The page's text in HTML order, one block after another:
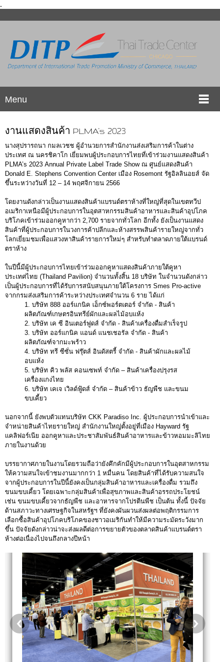
.
Menu
งานแสดงสินค้า PLMA's 2023
นางสุปรารถนา กมลเวชช ผู้อำนวยการสำนักงานส่งเสริมการค้าในต่าง
ประเทศ ณ นครชิคาโก เยี่ยมพบผู้ประกอบการไทยที่เข้าร่วมงานแสดงสินค้า
PLMA’s 2023 Annual Private Label Trade Show ณ ศูนย์แสดงสินค้า
Donald E. Stephens Convention Center เมือง Rosemont รัฐอิลลินอยส์ จัด
ขึ้นระหว่างวันที่ 12 – 14 พฤศจิกายน 2566
โดยงานดังกล่าวเป็นงานแสดงสินค้าแบรนด์ตราห้างที่ใหญ่ที่สุดในเขตทวีป
อเมริกาเหนือมีผู้ประกอบการในอุตสาหกรรมสินค้าอาหารและสินค้าอุปโภค
บริโภคเข้าร่วมออกคูหากว่า 2,700 รายจากทั่วโลก อีกทั้ง ยังเป็นงานแสดง
สินค้าที่ผู้ประกอบการในวงการค้าปลีกและห้างสรรพสินค้ารายใหญ่จากทั่ว
โลกเยี่ยมชมเพื่อแสวงหาสินค้ารายการใหม่ๆ สำหรับทำตลาดภายใต้แบรนด์
ตราห้าง
ในปีนี้มีผู้ประกอบการไทยเข้าร่วมออกคูหาแสดงสินค้าภายใต้คูหา
ประเทศไทย (Thailand Pavilion) จำนวนทั้งสิ้น 18 บริษัท ในจำนวนดังกล่าว
เป็นผู้ประกอบการที่ได้รับการสนับสนุนภายใต้โครงการ Smes Pro-active
จากกรมส่งเสริมการค้าระหว่างประเทศจำนวน 6 ราย ได้แก่
1. บริษัท 888 ออร์แกนิค เอ็กซ์พอร์ตเตอร์ จำกัด - สินค้า
ผลิตภัณฑ์เกษตรอินทรีย์ผักและผลไม้อบแห้ง
2. บริษัท เค ซี อินเตอร์ฟูดส์ จำกัด - สินค้าเครื่องดื่มสำเร็จรูป
3. บริษัท ออร์แกนิค แอนด์ แนชเชอรัล จำกัด - สินค้า
ผลิตภัณฑ์จากมะพร้าว
4. บริษัท ทรี ซีซั่น ฟรุ๊ตส์ อินดัสตรี้ จำกัด - สินค้าผักและผลไม้
อบแห้ง
5. บริษัท คิว พลัส คอนเซพท์ จำกัด – สินค้าเครื่องปรุงรส
เครื่องแกงไทย
6. บริษัท เคเจ เวิลด์ฟู้ดส์ จำกัด – สินค้าข้าว ธัญพืช และขนม
ขบเคี้ยว
นอกจากนี้ ยังพบตัวแทนบริษัท CKK Paradiso Inc. ผู้ประกอบการนำเข้าและ
จำหน่ายสินค้าไทยรายใหญ่ สำนักงานใหญ่ตั้งอยู่ที่เมือง Hayward รัฐ
แคลิฟอร์เนีย ออกคูหาและประชาสัมพันธ์สินค้าอาหารและข้าวหอมมะลิไทย
ภายในงานด้วย
บรรยากาศภายในงานโดยรวมถือว่ายังคึกคักมีผู้ประกอบการในอุตสาหกรรม
ให้ความสนใจเข้าชมงานมากกว่า 1 หมื่นคน โดยสินค้าที่ได้รับความสนใจ
จากผู้ประกอบการในปีนี้ยังคงเป็นกลุ่มสินค้าอาหารและเครื่องดื่ม รวมถึง
ขนมขบเคี้ยว โดยเฉพาะกลุ่มสินค้าเพื่อสุขภาพและสินค้าอรรถประโยชน์
เช่น ขนมขบเคี้ยวจากธัญพืช และอาหารจากโปรตีนพืช เป็นต้น ทั้งนี้ ปัจจัย
ด้านสภาวะทางเศรษฐกิจในสหรัฐฯ ที่ยังคงผันผวนส่งผลต่อพฤติกรรมการ
เลือกซื้อสินค้าอุปโภคบริโภคของชาวอเมริกันทำให้มีความระมัดระวังมาก
ขึ้น ปัจจัยดังกล่าวน่าจะส่งผลดีต่อการขยายตัวของตลาดสินค้าแบรนด์ตรา
ห้างต่อเนื่องไปจนถึงกลางปีหน้า